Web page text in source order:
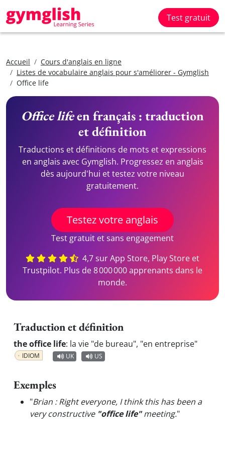
Test gratuit
Accueil
Cours d'anglais en ligne
Listes de vocabulaire anglais pour s'améliorer - Gymglish
Office life
Office lifeen français : traduction
et définition
Traductions et définitions de mots et expressions
en anglais avec Gymglish. Progressez en anglais
dès aujourd'hui et testez votre niveau
gratuitement.
Testez votre anglais
Test gratuit et sans engagement
4,7 sur App Store, Play Store et
Trustpilot. Plus de 8 000 000 apprenants dans le
monde.
Traduction et définition
the office life: la vie "de bureau", "en entreprise"
IDIOM UK US
Exemples
"Brian : Right everyone, I think this has been a
very constructive "office life"meeting."